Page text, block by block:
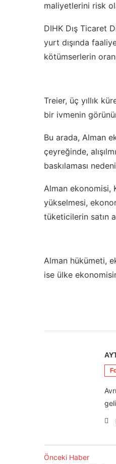
maliyetlerini risk
DIHK Dış Ticaret
yurt dışında
kötümserlerin
Treier, üç yıllık
bir ivmenin
Bu arada, Alman
çeyreğinde,
baskılaması
Alman ekonomisi,
yükselmesi,
tüketicilerin satın
Alman hükümeti,
ise ülke
Önceki Haber